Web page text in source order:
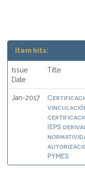
Item hits:
Issue
Date
Title
Jan-2017
IEPS
PYMES